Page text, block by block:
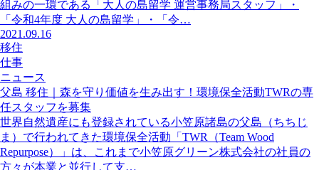
組みの一環である「大人の島留学 運営事務局スタッフ」・
「令和4年度 大人の島留学」・「令…
2021.09.16
移住
仕事
ニュース
父島 移住｜森を守り価値を生み出す！環境保全活動TWRの専
任スタッフを募集
世界自然遺産にも登録されている小笠原諸島の父島（ちちじ
ま）で行われてきた環境保全活動「TWR（Team Wood
Repurpose）」は、これまで小笠原グリーン株式会社の社員の
方々が本業と並行して支…